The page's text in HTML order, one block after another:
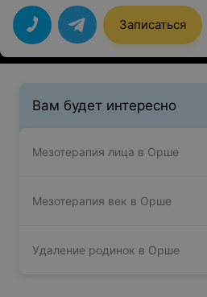
избавиться, так как до Тиамо
результата не было. Здесь уже
процедуры я была в приятном
действительно волос стало
медленней. Результатом очень
вопросы. Однозначно рекомендую!
Записаться
Вам будет интересно
Мезотерапия лица в Орше
Мезотерапия век в Орше
Удаление родинок в Орше